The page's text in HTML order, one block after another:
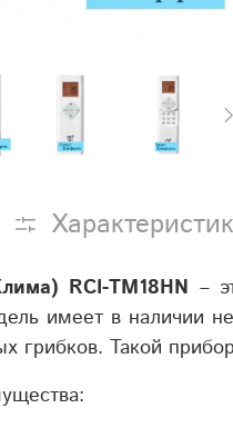
RCI-TM18HN –
имеет в наличии
грибков. Такой